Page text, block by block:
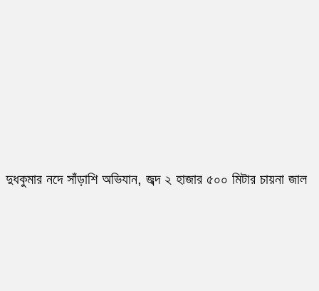
দুধকুমার নদে সাঁড়াশি অভিযান, জব্দ ২ হাজার ৫০০ মিটার চায়না জাল